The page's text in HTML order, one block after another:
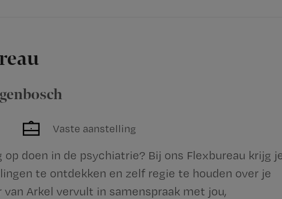
Vaste aanstelling
doen in de psychiatrie? Bij ons Flexbureau krijg
te ontdekken en zelf regie te houden over je
Arkel vervult in samenspraak met jou,